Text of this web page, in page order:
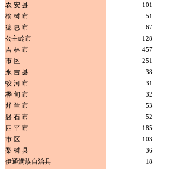
农 安 县
101
榆 树 市
51
德 惠 市
67
公主岭市
128
吉 林 市
457
市 区
251
永 吉 县
38
蛟 河 市
31
桦 甸 市
32
舒 兰 市
53
磐 石 市
52
四 平 市
185
市 区
103
梨 树 县
36
伊通满族自治县
18